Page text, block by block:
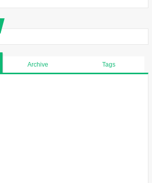
Archive Tags